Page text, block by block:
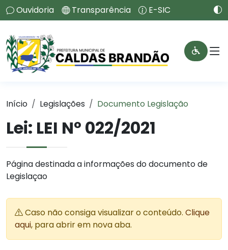
Ouvidoria Transparência E-SIC
Início Legislações Documento Legislação
Lei: LEI Nº 022/2021
Página destinada a informações do documento de
Legislaçao
Caso não consiga visualizar o conteúdo. Clique
aqui, para abrir em nova aba.